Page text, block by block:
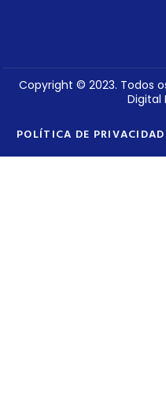
Copyright © 2023. Todos
Digital
POLÍTICA DE